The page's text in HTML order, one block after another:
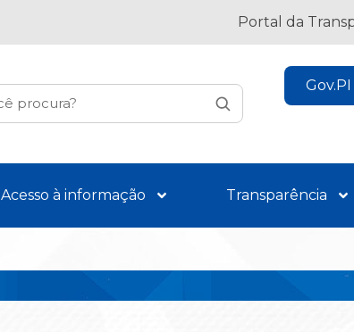
Portal da
Acesso à informação Transparência